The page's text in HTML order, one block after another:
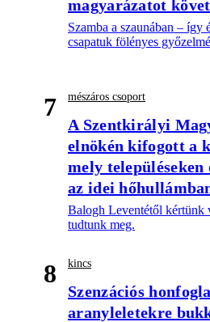
magyarázatot
Szamba a szaunában – így
csapatuk fölényes
7 mészáros csoport
A Szentkirályi
elnökén kifogott a
mely
az idei
Balogh Leventétől kértünk
tudtunk meg.
8 kincs
Szenzációs
aranyleletekre